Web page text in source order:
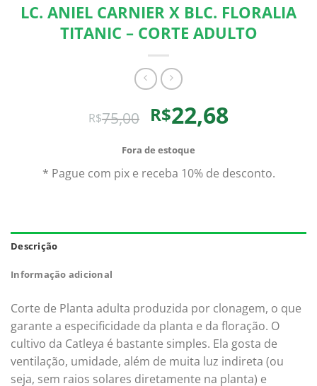
LC. ANIEL CARNIER X BLC. FLORALIA
TITANIC – CORTE ADULTO
R$75,00 O
preço
original
era:
R$75,00.
R$22,68O
preço
é:
R$22,68.
Fora de estoque
* Pague com pix e receba 10% de desconto.
Descrição
Informação adicional
Corte de Planta adulta produzida por clonagem, o que
garante a especificidade da planta e da floração. O
cultivo da Catleya é bastante simples. Ela gosta de
ventilação, umidade, além de muita luz indireta (ou
seja, sem raios solares diretamente na planta) e